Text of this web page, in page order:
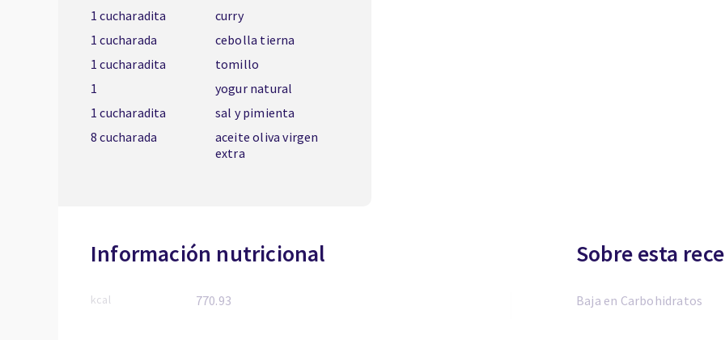
1 cucharadita
curry
1 cucharada
cebolla tierna
1 cucharadita
tomillo
1
yogur natural
1 cucharadita
sal y pimienta
8 cucharada
aceite oliva virgen
extra
Información nutricional
kcal 770.93
Sobre esta
Baja en Carbohidratos